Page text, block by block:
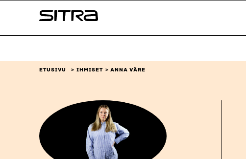
sisältöön
Sitra
ETUSIVU IHMISET ANNA VÄRE